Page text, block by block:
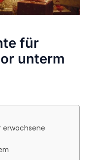
für
unterm